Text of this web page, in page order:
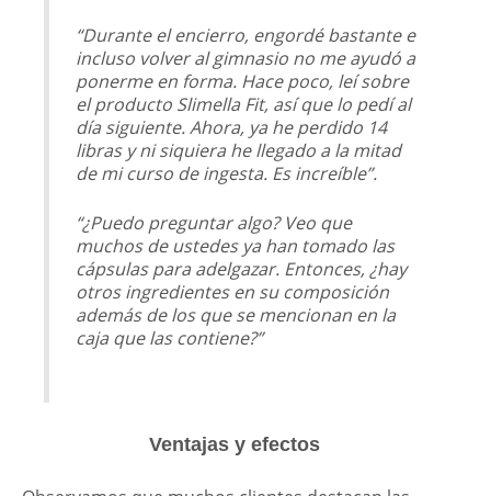
“Durante el encierro, engordé bastante e
incluso volver al gimnasio no me ayudó a
ponerme en forma. Hace poco, leí sobre
el producto Slimella Fit, así que lo pedí al
día siguiente. Ahora, ya he perdido 14
libras y ni siquiera he llegado a la mitad
de mi curso de ingesta. Es increíble”.
“¿Puedo preguntar algo? Veo que
muchos de ustedes ya han tomado las
cápsulas para adelgazar. Entonces, ¿hay
otros ingredientes en su composición
además de los que se mencionan en la
caja que las contiene?”
Ventajas y efectos